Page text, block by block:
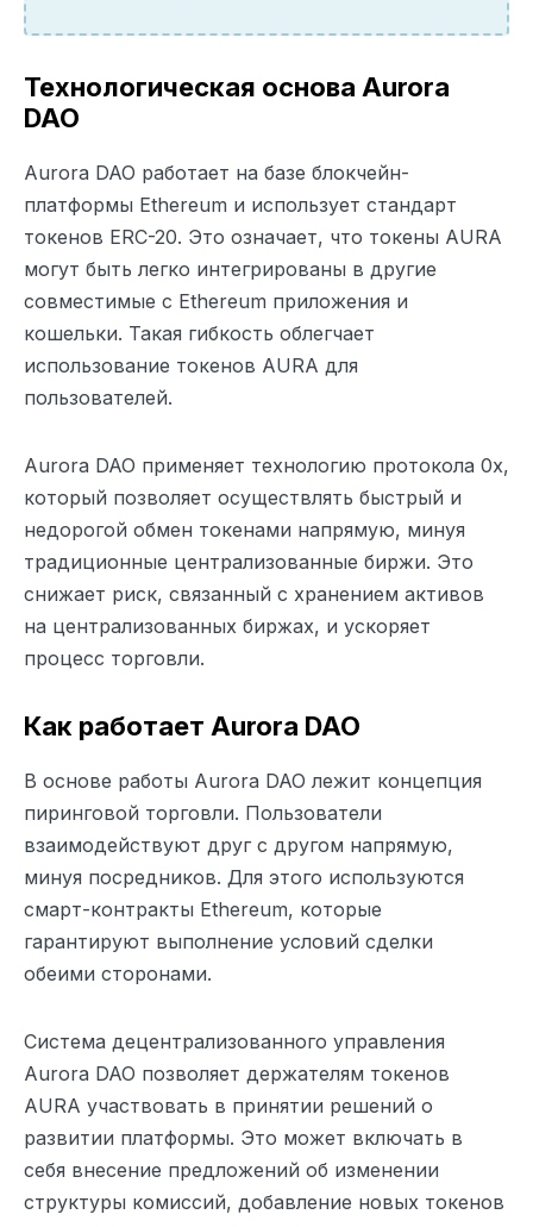
Технологическая основа Aurora
DAO
Aurora DAO работает на базе блокчейн-
платформы Ethereum и использует стандарт
токенов ERC-20. Это означает, что токены AURA
могут быть легко интегрированы в другие
совместимые с Ethereum приложения и
кошельки. Такая гибкость облегчает
использование токенов AURA для
пользователей.
Aurora DAO применяет технологию протокола 0x,
который позволяет осуществлять быстрый и
недорогой обмен токенами напрямую, минуя
традиционные централизованные биржи. Это
снижает риск, связанный с хранением активов
на централизованных биржах, и ускоряет
процесс торговли.
Как работает Aurora DAO
В основе работы Aurora DAO лежит концепция
пиринговой торговли. Пользователи
взаимодействуют друг с другом напрямую,
минуя посредников. Для этого используются
смарт-контракты Ethereum, которые
гарантируют выполнение условий сделки
обеими сторонами.
Система децентрализованного управления
Aurora DAO позволяет держателям токенов
AURA участвовать в принятии решений о
развитии платформы. Это может включать в
себя внесение предложений об изменении
структуры комиссий, добавление новых токенов